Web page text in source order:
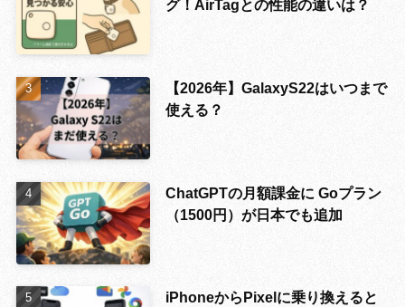
グ！AirTagとの性能の違いは？
【2026年】GalaxyS22はいつまで
使える？
ChatGPTの月額課金に Goプラン
（1500円）が日本でも追加
iPhoneからPixelに乗り換えると